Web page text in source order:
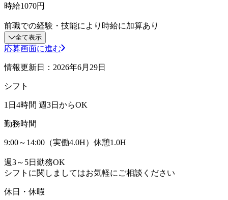
時給1070円
前職での経験・技能により時給に加算あり
全て表示
応募画面に進む
情報更新日：2026年6月29日
シフト
1日4時間 週3日からOK
勤務時間
9:00～14:00（実働4.0H）休憩1.0H
週3～5日勤務OK
シフトに関しましてはお気軽にご相談ください
休日・休暇